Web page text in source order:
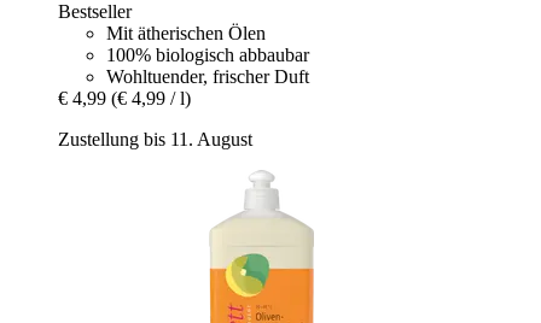
Bestseller
Mit ätherischen Ölen
100% biologisch abbaubar
Wohltuender, frischer Duft
€ 4,99 (€ 4,99 / l)
Zustellung bis 11. August